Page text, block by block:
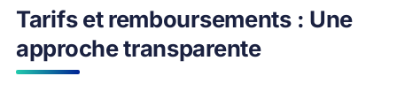
Tarifs et remboursements : Une
approche transparente